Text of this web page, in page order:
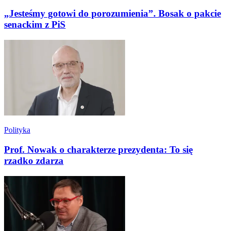
„Jesteśmy gotowi do porozumienia”. Bosak o pakcie
senackim z PiS
Polityka
Prof. Nowak o charakterze prezydenta: To się
rzadko zdarza